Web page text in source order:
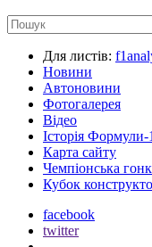
Для листів:
Новини
Автоновини
Фотогалерея
Відео
Історія Формули-1
Карта сайту
Чемпіонська
Кубок
facebook
twitter